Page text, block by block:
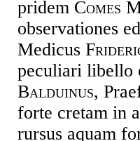
pridem Comes
observationes
Medicus
peculiari libello
Balduinus,
forte cretam in
rursus aquam